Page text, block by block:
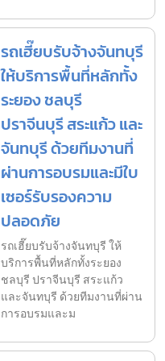
รถเฮี๊ยบรับจ้างจันทบุรี
ให้บริการพื้นที่หลักทั้ง
ระยอง ชลบุรี
ปราจีนบุรี สระแก้ว และ
จันทบุรี ด้วยทีมงานที่
ผ่านการอบรมและมีใบ
เซอร์รับรองความ
ปลอดภัย
รถเฮี๊ยบรับจ้างจันทบุรี ให้
บริการพื้นที่หลักทั้งระยอง
ชลบุรี ปราจีนบุรี สระแก้ว
และจันทบุรี ด้วยทีมงานที่ผ่าน
การอบรมและม